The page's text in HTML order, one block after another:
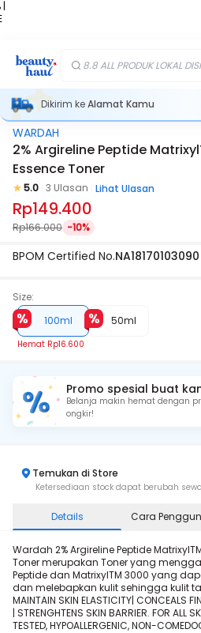
|
8.8 ALL PRODUK LOKAL
Dikirim keAlamat Kamu
WARDAH
2% Argireline Peptide
Essence Toner
5.0 3 Ulasan Lihat Ulasan
Rp149.400
Rp166.000 -10%
BPOM Certified No.NA18170103090
Size:
100ml
Hemat Rp16.600
50ml
Promo spesial buat
Belanja makin hemat dengan
ongkir!
Temukan di Store
Ketersediaan stock dapat berubah
Details Cara
Wardah 2% Argireline Peptide
Toner merupakan Toner yang
Peptide dan MatrixylTM 3000 yang
dan melebapkan kulit sehingga kulit
MAINTAIN SKIN ELASTICITY| CONCEALS
| STRENGHTENS SKIN BARRIER. FOR ALL
TESTED, HYPOALLERGENIC, NON-